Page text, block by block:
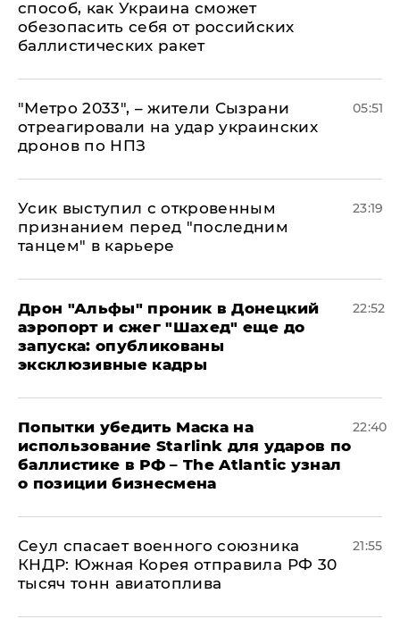
способ, как Украина сможет
обезопасить себя от российских
баллистических ракет
"Метро 2033", – жители Сызрани
отреагировали на удар украинских
дронов по НПЗ
05:51
Усик выступил с откровенным
признанием перед "последним
танцем" в карьере
23:19
Дрон "Альфы" проник в Донецкий
аэропорт и сжег "Шахед" еще до
запуска: опубликованы
эксклюзивные кадры
22:52
Попытки убедить Маска на
использование Starlink для ударов по
баллистике в РФ – The Atlantic узнал
о позиции бизнесмена
22:40
​Сеул спасает военного союзника
КНДР: Южная Корея отправила РФ 30
тысяч тонн авиатоплива
21:55